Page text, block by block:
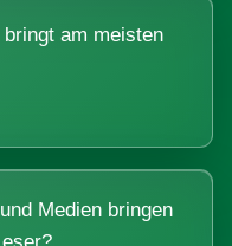
am meisten
Medien bringen